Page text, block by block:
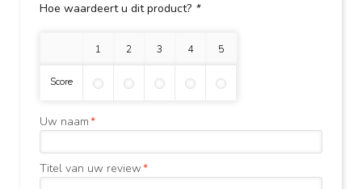
Hoe waardeert u dit product? *
1 ster 2 sterren3 sterren4 sterren5 sterren
Score
*
Uw naam
*
Titel van uw review